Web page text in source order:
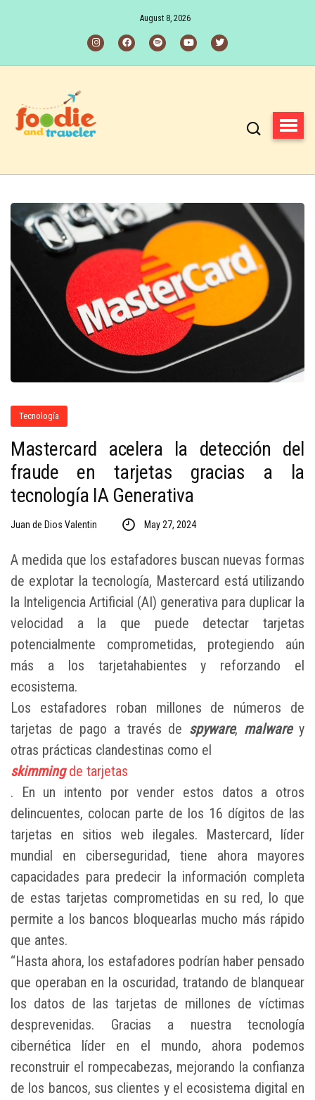
August 8, 2026
Tecnología
Mastercard acelera la detección del
fraude en tarjetas gracias a la
tecnología IA Generativa
Juan de Dios Valentin May 27, 2024
A medida que los estafadores buscan nuevas formas
de explotar la tecnología, Mastercard está utilizando
la Inteligencia Artificial (AI) generativa para duplicar la
velocidad a la que puede detectar tarjetas
potencialmente comprometidas, protegiendo aún
más a los tarjetahabientes y reforzando el
ecosistema.
Los estafadores roban millones de números de
tarjetas de pago a través de spyware, malwarey
otras prácticas clandestinas como el
skimmingde tarjetas
. En un intento por vender estos datos a otros
delincuentes, colocan parte de los 16 dígitos de las
tarjetas en sitios web ilegales. Mastercard, líder
mundial en ciberseguridad, tiene ahora mayores
capacidades para predecir la información completa
de estas tarjetas comprometidas en su red, lo que
permite a los bancos bloquearlas mucho más rápido
que antes.
“Hasta ahora, los estafadores podrían haber pensado
que operaban en la oscuridad, tratando de blanquear
los datos de las tarjetas de millones de víctimas
desprevenidas. Gracias a nuestra tecnología
cibernética líder en el mundo, ahora podemos
reconstruir el rompecabezas, mejorando la confianza
de los bancos, sus clientes y el ecosistema digital en